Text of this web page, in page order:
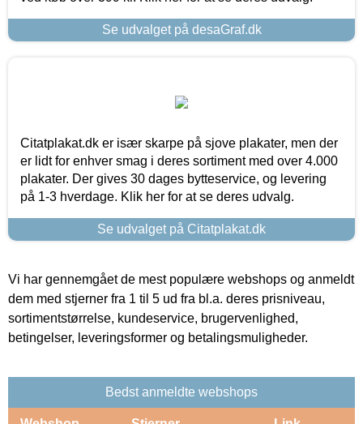
Se udvalget på desaGraf.dk
Citatplakat.dk er især skarpe på sjove plakater, men der
er lidt for enhver smag i deres sortiment med over 4.000
plakater. Der gives 30 dages bytteservice, og levering
på 1-3 hverdage. Klik her for at se deres udvalg.
Se udvalget på Citatplakat.dk
Vi har gennemgået de mest populære webshops og anmeldt
dem med stjerner fra 1 til 5 ud fra bl.a. deres prisniveau,
sortimentstørrelse, kundeservice, brugervenlighed,
betingelser, leveringsformer og betalingsmuligheder.
Bedst anmeldte webshops